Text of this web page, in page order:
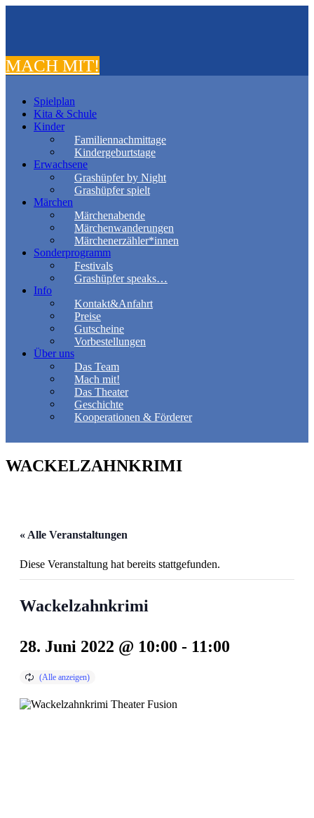
MACH MIT!
Spielplan
Kita & Schule
Kinder
Familiennachmittage
Kindergeburtstage
Erwachsene
Grashüpfer by Night
Grashüpfer spielt
Märchen
Märchenabende
Märchenwanderungen
Märchenerzähler*innen
Sonderprogramm
Festivals
Grashüpfer speaks…
Info
Kontakt&Anfahrt
Preise
Gutscheine
Vorbestellungen
Über uns
Das Team
Mach mit!
Das Theater
Geschichte
Kooperationen & Förderer
WACKELZAHNKRIMI
« Alle Veranstaltungen
Diese Veranstaltung hat bereits stattgefunden.
Wackelzahnkrimi
28. Juni 2022 @ 10:00 - 11:00